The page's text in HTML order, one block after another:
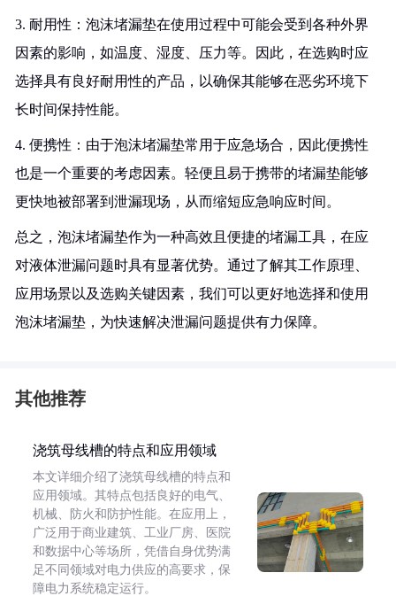
3. 耐用性：泡沫堵漏垫在使用过程中可能会受到各种外界
因素的影响，如温度、湿度、压力等。因此，在选购时应
选择具有良好耐用性的产品，以确保其能够在恶劣环境下
长时间保持性能。
4. 便携性：由于泡沫堵漏垫常用于应急场合，因此便携性
也是一个重要的考虑因素。轻便且易于携带的堵漏垫能够
更快地被部署到泄漏现场，从而缩短应急响应时间。
总之，泡沫堵漏垫作为一种高效且便捷的堵漏工具，在应
对液体泄漏问题时具有显著优势。通过了解其工作原理、
应用场景以及选购关键因素，我们可以更好地选择和使用
泡沫堵漏垫，为快速解决泄漏问题提供有力保障。
其他推荐
浇筑母线槽的特点和应用领域
本文详细介绍了浇筑母线槽的特点和
应用领域。其特点包括良好的电气、
机械、防火和防护性能。在应用上，
广泛用于商业建筑、工业厂房、医院
和数据中心等场所，凭借自身优势满
足不同领域对电力供应的高要求，保
障电力系统稳定运行。